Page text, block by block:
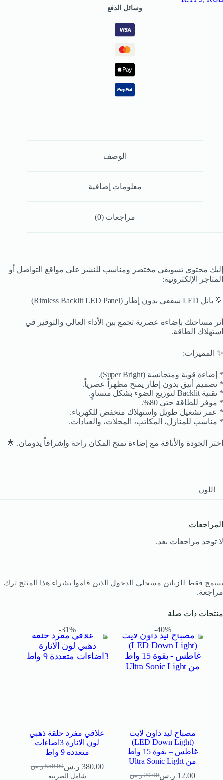
وسائل الدفع
الوصف
معلومات إضافية
مراجعات (0)
إليك محتوى تسويقي مختصر ومناسب للنشر على مواقع التواصل أو
المتاجر الإلكترونية:
💡 بانل LED سقفي بدون إطار (Rimless Backlit LED Panel)
أنر مساحتك بإضاءة عصرية تجمع بين الأداء العالي والتوفير في
استهلاك الطاقة.
✨ المميزات:
* إضاءة قوية ومتجانسة (Super Bright).
* تصميم أنيق بدون إطار يمنح مظهراً عصرياً.
* تقنية Backlit لتوزيع الضوء بشكل متساوٍ.
* موفر للطاقة حتى 80%.
* عمر تشغيل طويل واستهلاك منخفض للكهرباء.
* مناسب للمنازل، المكاتب، المحلات، والعيادات.
اختر الجودة والأناقة مع إضاءة تمنح المكان راحة وإشراقاً يدومان. 🌟
اللون
المراجعات
لا توجد مراجعات بعد.
يسمح فقط للزبائن مسجلي الدخول الذين قاموا بشراء هذا المنتج ترك
مراجعة.
منتجات ذات صلة
40%-
مصباح ليد داون لايت
(LED Down Light)
غاطس – بقوة 15 واط
من Ultra Sonic Light
20.00 ر.س 12.00 ر.س
31%-
علاقي مفرد حلقة ذهبي
لون الانارة 3اضاءات
متعددة 9 واط
550.00 ر.س 380.00 ر.س
شامل الضريبة